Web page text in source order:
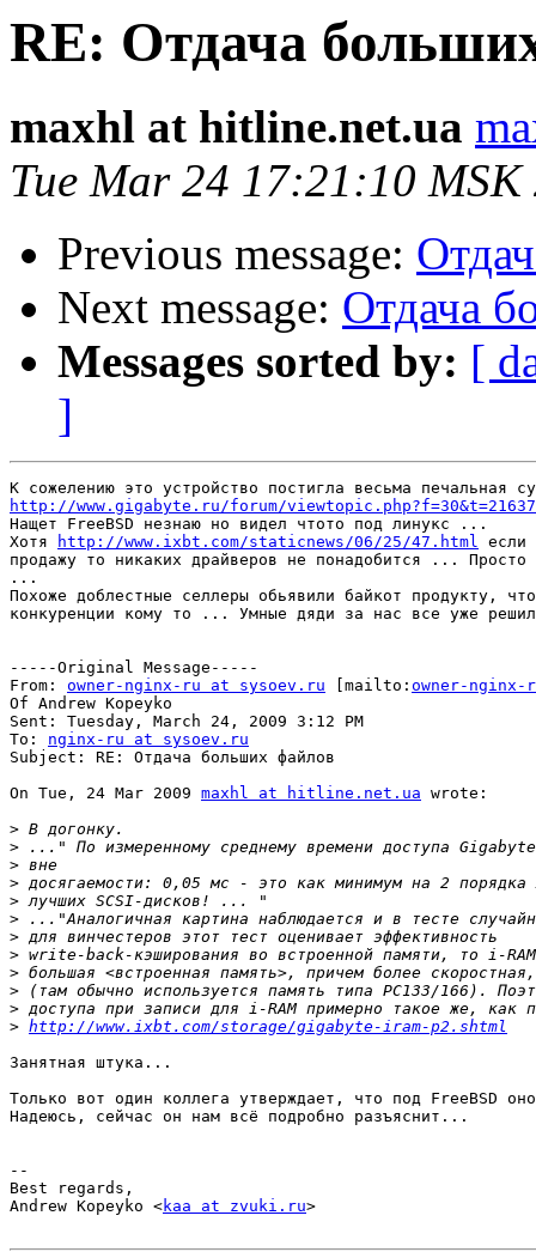
RE: Отдача
maxhl at hitline.net.ua
Tue Mar 24 17:21:10 MSK
Previous message:
Next message: Отдача
Messages sorted by: [
]
http://www.gigabyte.ru/forum/viewtopic.php?f=30&t=21637
Нащет FreeBSD незнаю но видел чтото под линукс ...
Хотя
http://www.ixbt.com/staticnews/06/25/47.html если
продажу то никаких драйверов не понадобится ... Просто
...
Похоже доблестные селлеры обьявили байкот продукту,
конкуренции кому то ... Умные дяди за нас все уже
-----Original Message-----
From: owner-nginx-ru at sysoev.ru [mailto: owner-
Of Andrew Kopeyko
Sent: Tuesday, March 24, 2009 3:12 PM
To: nginx-ru at sysoev.ru
Subject: RE: Отдача больших файлов
On Tue, 24 Mar 2009 maxhl at hitline.net.ua wrote:
>
>
>
>
>
>
>
>
>
>
>
> http://www.ixbt.com/storage/gigabyte-iram-p2.shtml
Занятная штука...
Только вот один коллега утверждает, что под FreeBSD
Надеюсь, сейчас он нам всё подробно разъяснит...
--
Best regards,
Andrew Kopeyko <kaa at zvuki.ru>